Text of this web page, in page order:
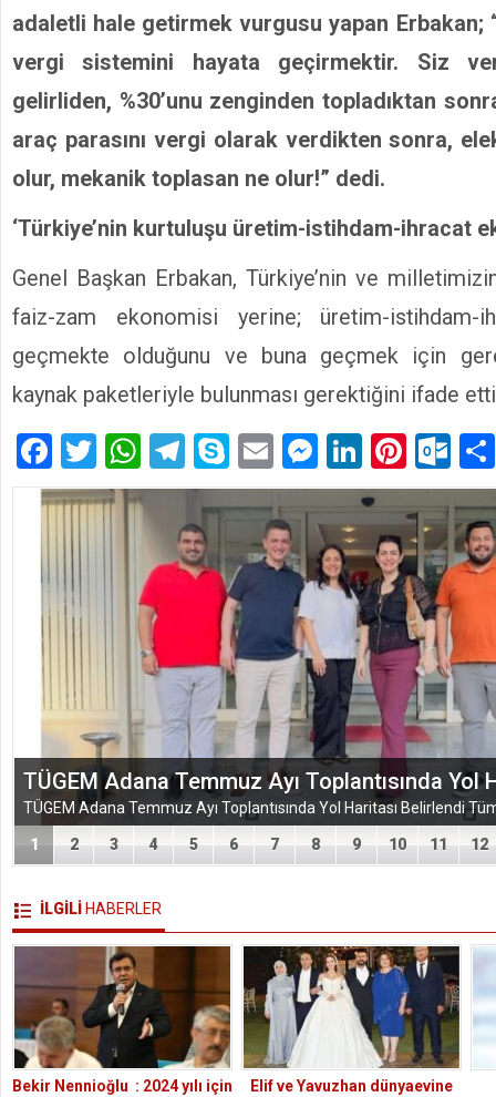
adaletli hale getirmek vurgusu yapan Erbakan;
vergi sistemini hayata geçirmektir. Siz
gelirliden, %30’unu zenginden topladıktan
araç parasını vergi olarak verdikten sonra,
olur, mekanik toplasan ne olur!” dedi.
‘Türkiye’nin kurtuluşu üretim-istihdam-ihracat
Genel Başkan Erbakan, Türkiye’nin ve
faiz-zam ekonomisi yerine; üretim-istihdam-
geçmekte olduğunu ve buna geçmek için
kaynak paketleriyle bulunması gerektiğini ifade
Facebook
Twitter
WhatsApp
Telegram
SkypeEmailMessenger
LinkedIn
EĞİTİM-BİR-SEN ADANA ŞUBESİ’NDEN
VEFA VE DAYANIŞMA ÇIKARMASI
1 2 3 4 5 6 7 8 9 10 11 12
İLGİLİ HABERLER
Bekir Nennioğlu : 2024 yılı için
Elif ve Yavuzhan dünyaevine